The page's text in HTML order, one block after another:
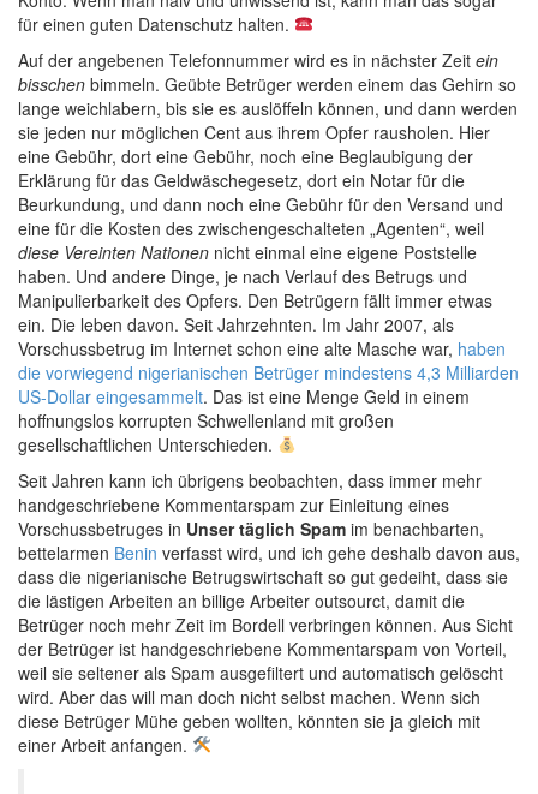
für einen guten Datenschutz halten.
Auf der angebenen Telefonnummer wird es in nächster Zeit ein
bisschen bimmeln. Geübte Betrüger werden einem das Gehirn so
lange weichlabern, bis sie es auslöffeln können, und dann werden
sie jeden nur möglichen Cent aus ihrem Opfer rausholen. Hier
eine Gebühr, dort eine Gebühr, noch eine Beglaubigung der
Erklärung für das Geldwäschegesetz, dort ein Notar für die
Beurkundung, und dann noch eine Gebühr für den Versand und
eine für die Kosten des zwischengeschalteten „Agenten“, weil
diese Vereinten Nationen nicht einmal eine eigene Poststelle
haben. Und andere Dinge, je nach Verlauf des Betrugs und
Manipulierbarkeit des Opfers. Den Betrügern fällt immer etwas
ein. Die leben davon. Seit Jahrzehnten. Im Jahr 2007, als
Vorschussbetrug im Internet schon eine alte Masche war, haben
die vorwiegend nigerianischen Betrüger mindestens 4,3 Milliarden
US-Dollar eingesammelt. Das ist eine Menge Geld in einem
hoffnungslos korrupten Schwellenland mit großen
gesellschaftlichen Unterschieden.
Seit Jahren kann ich übrigens beobachten, dass immer mehr
handgeschriebene Kommentarspam zur Einleitung eines
Vorschussbetruges in Unser täglich Spam im benachbarten,
bettelarmen Benin verfasst wird, und ich gehe deshalb davon aus,
dass die nigerianische Betrugswirtschaft so gut gedeiht, dass sie
die lästigen Arbeiten an billige Arbeiter outsourct, damit die
Betrüger noch mehr Zeit im Bordell verbringen können. Aus Sicht
der Betrüger ist handgeschriebene Kommentarspam von Vorteil,
weil sie seltener als Spam ausgefiltert und automatisch gelöscht
wird. Aber das will man doch nicht selbst machen. Wenn sich
diese Betrüger Mühe geben wollten, könnten sie ja gleich mit
einer Arbeit anfangen.